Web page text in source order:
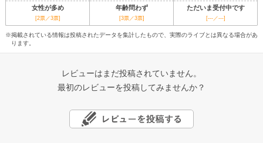
女性が多め 年齢問わず ただいま受付中です
[2票／3票] [3票／3票] [---／---]
※掲載されている情報は投稿されたデータを集計したもので、実際のライブとは異なる場合があ
ります。
レビューはまだ投稿されていません。
最初のレビューを投稿してみませんか？